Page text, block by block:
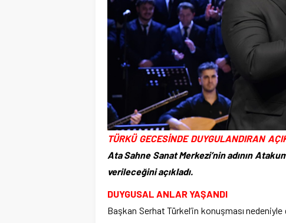
TÜRKÜ GECESİNDE DUYGULANDIRAN
Ata Sahne Sanat Merkezi’nin adının
verileceğini açıkladı.
DUYGUSAL ANLAR YAŞANDI
Başkan Serhat Türkel’in konuşması